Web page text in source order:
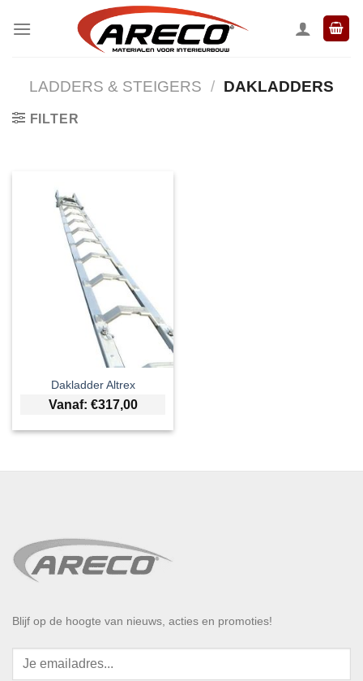
naar
LADDERS & STEIGERS / DAKLADDERS
FILTER
Dakladder Altrex
Vanaf: €317,00
Blijf op de hoogte van nieuws, acties en promoties!